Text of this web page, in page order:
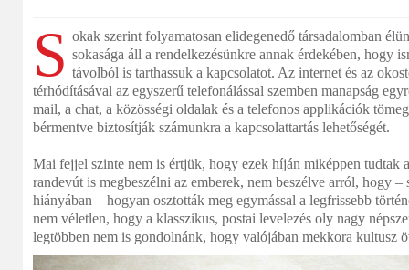
S okak szerint folyamatosan elidegenedő társadalomban
sokasága áll a rendelkezésünkre annak érdekében, hogy
távolból is tarthassuk a kapcsolatot. Az internet és az
térhódításával az egyszerű telefonálással szemben manapság
mail, a chat, a közösségi oldalak és a telefonos applikációk
bérmentve biztosítják számunkra a kapcsolattartás lehetőségét.
Mai fejjel szinte nem is értjük, hogy ezek híján miképpen tudtak
randevút is megbeszélni az emberek, nem beszélve arról, hogy –
hiányában – hogyan osztották meg egymással a legfrissebb
nem véletlen, hogy a klasszikus, postai levelezés oly nagy
legtöbben nem is gondolnánk, hogy valójában mekkora kultusz